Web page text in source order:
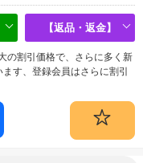
【返品・返金】
の割引価格で、さらに多く新
す、登録会員はさらに割引